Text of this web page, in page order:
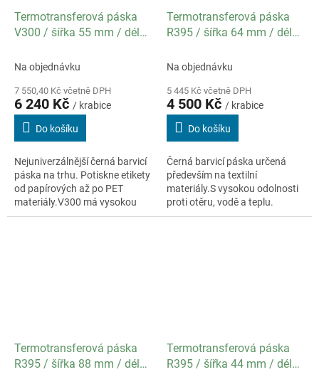
Termotransferová páska
V300 / šířka 55 mm / délka
16 ks
Na objednávku
7 550,40 Kč včetně DPH
6 240 Kč / krabice
Do košíku
Nejuniverzálnější černá barvicí
páska na trhu. Potiskne etikety
od papírových až po PET
materiály.V300 má vysokou
odolnost proti otěru,
Termotransferová páska
R395 / šířka 64 mm / délka
specifikace textil / balení
Na objednávku
5 445 Kč včetně DPH
4 500 Kč / krabice
Do košíku
Černá barvicí páska určená
především na textilní
materiály.S vysokou odolnosti
proti otěru, vodě a teplu.
Termotransferová páska
R395 / šířka 88 mm / délka
Termotransferová páska
R395 / šířka 44 mm / délka